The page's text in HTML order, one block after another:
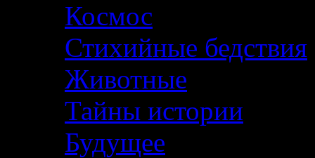
Космос
Стихийные бедствия
Животные
Тайны истории
Будущее